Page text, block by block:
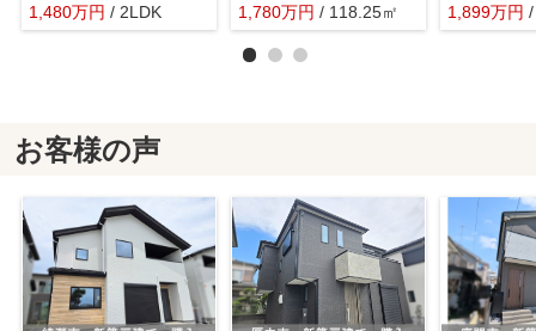
1,480万円 / 2LDK
1,780万円 / 118.25㎡ 1,899万円
お客様の声